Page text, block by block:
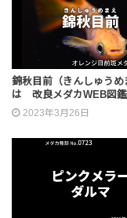
錦秋目前（きんしゅうめ
は 改良メダカWEB図
2023年3月26日